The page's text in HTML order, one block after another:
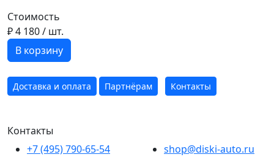
Стоимость
₽ 4 180/ шт.
В корзину
Доставка и оплата Партнёрам Контакты
Контакты
+7 (495) 790-65-54
shop@diski-auto.ru